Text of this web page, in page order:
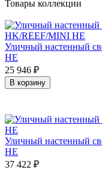
Товары коллекции
Уличный настенный
HE
25 946 ₽
В корзину
Уличный настенный
HE
37 422 ₽